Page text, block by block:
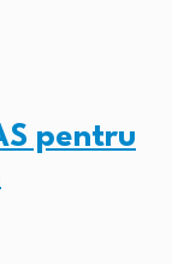
pentru